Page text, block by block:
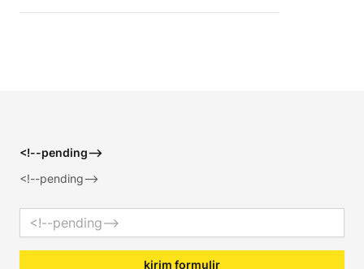
<!--pending-->
<!--pending-->
Email address
kirim formulir